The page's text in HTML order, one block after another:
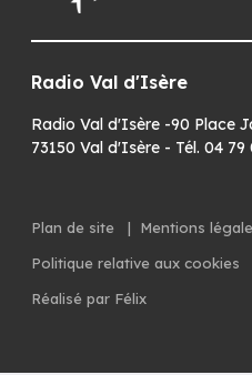
Radio Val d'Isère
Radio Val d'Isère -90 Place
73150 Val d'Isère - Tél. 04 79
Plan de site | Mentions
Politique relative aux cookies
Réalisé par Félix